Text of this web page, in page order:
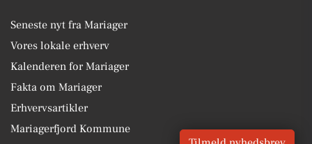
Seneste nyt fra Mariager
Vores lokale erhverv
Kalenderen for Mariager
Fakta om Mariager
Erhvervsartikler
Mariagerfjord Kommune